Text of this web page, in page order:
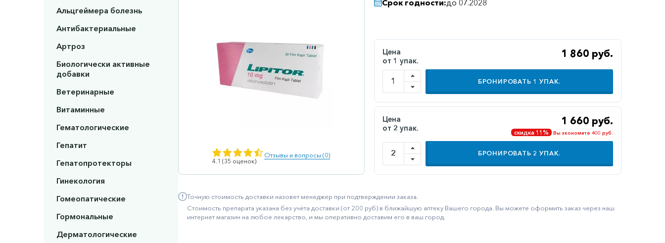
Альцгеймера болезнь
Антибактериальные
Артроз
Биологически активные
добавки
Ветеринарные
Витаминные
Гематологические
Гепатит
Гепатопротекторы
Гинекология
Гомеопатические
Гормональные
Дерматологические
4.1 (35 оценок)
Отзывы и вопросы (0)
Срок годности:до 07.2028
Цена
от 1 упак.
1 860 руб.
БРОНИРОВАТЬ 1 УПАК.
Цена
от 2 упак.
1 660 руб.
скидка 11% Вы экономите 400 руб.
БРОНИРОВАТЬ 2 УПАК.
Точную стоимость доставки назовет менеджер при подтверждении заказа.
Стоимость препарата указана без учёта доставки (от 200 руб) в ближайшую аптеку Вашего города. Вы можете оформить заказ через наш
интернет магазин на любое лекарство, и мы оперативно доставим его в ваш город.